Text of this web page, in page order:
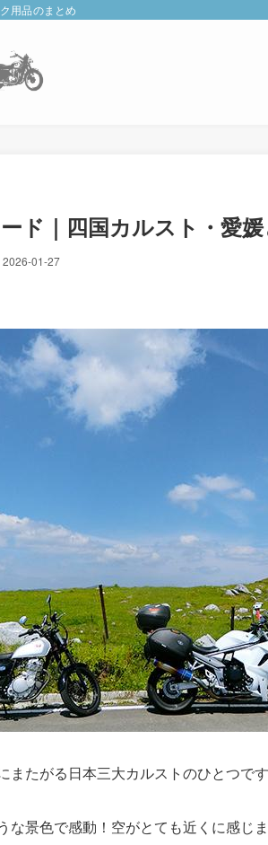
用品のまとめ
ド｜四国カルスト・愛
2026-01-27
たがる日本三大カルストのひとつです
景色で感動！空がとても近くに感じま